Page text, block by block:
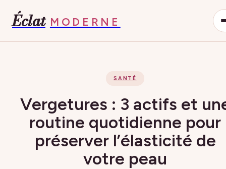
Éclat MODERNE
SANTÉ
Vergetures : 3 actifs et
routine quotidienne pour
préserver l’élasticité de
votre peau